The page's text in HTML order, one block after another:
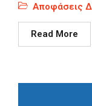
Αποφάσεις
Read More